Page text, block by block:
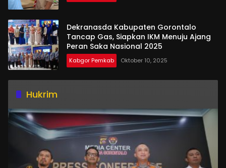
Dekranasda Kabupaten Gorontalo
Tancap Gas, Siapkan IKM Menuju Ajang
Peran Saka Nasional 2025
Kabgor Pemkab Oktober 10, 2025
Hukrim